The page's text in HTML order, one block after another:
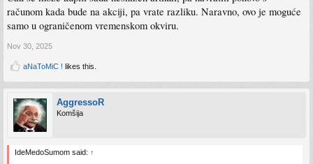
računom kada bude na akciji, pa vrate razliku. Naravno, ovo je moguće
samo u ograničenom vremenskom okviru.
Nov 30, 2025
aNaToMiC ! likes this.
AggressoR
Komšija
IdeMedoSumom said: ↑